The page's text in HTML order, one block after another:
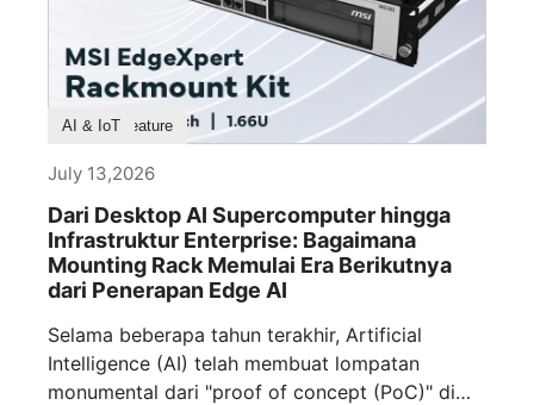
Product Feature
AI & IoT
July 13,2026
Dari Desktop AI Supercomputer hingga
Infrastruktur Enterprise: Bagaimana
Mounting Rack Memulai Era Berikutnya
dari Penerapan Edge AI
Selama beberapa tahun terakhir, Artificial
Intelligence (AI) telah membuat lompatan
monumental dari "proof of concept (PoC)" di